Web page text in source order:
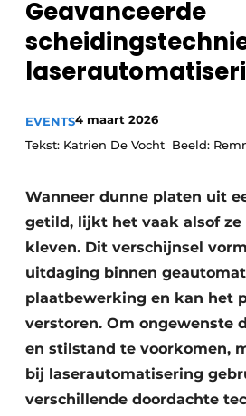
Vacature aanmelden
Vacatures
Video’s
Geavanceerde
EVENTS4 maart 2026
Tekst: Katrien De Vocht Beeld:
Wanneer dunne platen uit
getild, lijkt het vaak alsof ze
kleven. Dit verschijnsel
uitdaging binnen
plaatbewerking en kan het
verstoren. Om ongewenste
en stilstand te voorkomen,
bij laserautomatisering
verschillende doordachte